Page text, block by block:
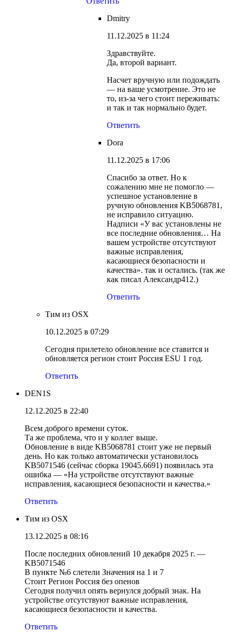
Dmitry
11.12.2025 в 11:24
Здравствуйте.
Да, второй вариант.
Насчет вручную или подождать
— на ваше усмотрение. Это не
то, из-за чего стоит переживать:
и так и так нормально будет.
Ответить
Dora
11.12.2025 в 17:06
Спасибо за ответ. Но к
сожалению мне не помогло —
успешное установление в
ручную обновления KB5068781,
не исправило ситуацию.
Надписи «У вас установлены не
все последние обновления… На
вашем устройстве отсутствуют
важные исправления,
касающиеся безопасности и
качества». так и остались. (так же
как писал Александр412.)
Ответить
Тим из OSX
10.12.2025 в 07:29
Сегодня прилетело обновление все ставится и
обновляется регион стоит Россия ESU 1 год.
Ответить
DEN1S
12.12.2025 в 22:40
Всем доброго времени суток.
Та же проблема, что и у коллег выше.
Обновление в виде KB5068781 стоит уже не первый
день. Но как только автоматически установилось
KB5071546 (сейчас сборка 19045.6691) появилась эта
ошибка — «На устройстве отсутствуют важные
исправления, касающиеся безопасности и качества.»
Ответить
Тим из OSX
13.12.2025 в 08:16
После последних обновлений 10 декабря 2025 г. —
KB5071546
В пункте №6 слетели Значения на 1 и 7
Стоит Регион Россия без опенов
Сегодня получил опять вернулся добрый знак. На
устройстве отсутствуют важные исправления,
касающиеся безопасности и качества.
Ответить